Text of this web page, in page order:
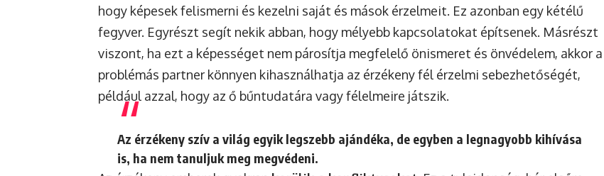
hogy képesek felismerni és kezelni saját és mások érzelmeit. Ez azonban egy kétélű
fegyver. Egyrészt segít nekik abban, hogy mélyebb kapcsolatokat építsenek. Másrészt
viszont, ha ezt a képességet nem párosítja megfelelő önismeret és önvédelem, akkor a
problémás partner könnyen kihasználhatja az érzékeny fél érzelmi sebezhetőségét,
például azzal, hogy az ő bűntudatára vagy félelmeire játszik.
Az érzékeny szív a világ egyik legszebb ajándéka, de egyben a legnagyobb kihívása
is, ha nem tanuljuk meg megvédeni.